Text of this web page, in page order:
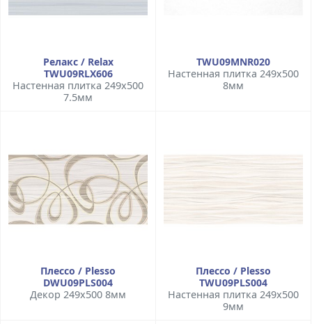
Релакс / Relax
TWU09RLX606
Настенная плитка 249x500
7.5мм
TWU09MNR020
Настенная плитка 249x500
8мм
Плессо / Plesso
DWU09PLS004
Декор 249x500 8мм
Плессо / Plesso
TWU09PLS004
Настенная плитка 249x500
9мм